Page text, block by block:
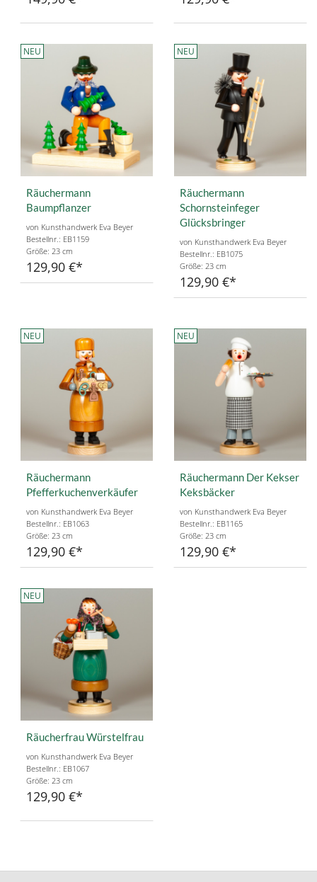
NEU
Räuchermann
Baumpflanzer
von Kunsthandwerk Eva Beyer
Bestellnr.: EB1159
Größe: 23 cm
129,90 €
NEU
Räuchermann
Schornsteinfeger
Glücksbringer
von Kunsthandwerk Eva Beyer
Bestellnr.: EB1075
Größe: 23 cm
129,90 €
NEU
Räuchermann
Pfefferkuchenverkäufer
von Kunsthandwerk Eva Beyer
Bestellnr.: EB1063
Größe: 23 cm
129,90 €
NEU
Räuchermann Der Kekser
Keksbäcker
von Kunsthandwerk Eva Beyer
Bestellnr.: EB1165
Größe: 23 cm
129,90 €
NEU
Räucherfrau Würstelfrau
von Kunsthandwerk Eva Beyer
Bestellnr.: EB1067
Größe: 23 cm
129,90 €